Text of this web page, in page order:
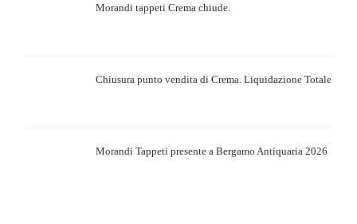
Morandi tappeti Crema chiude.
Chiusura punto vendita di Crema. Liquidazione Totale
Morandi Tappeti presente a Bergamo Antiquaria 2026